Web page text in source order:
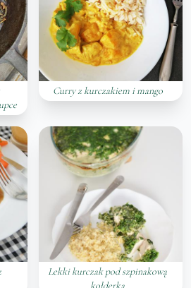
Curry z kurczakiem i mango
Lekki kurczak pod szpinakową